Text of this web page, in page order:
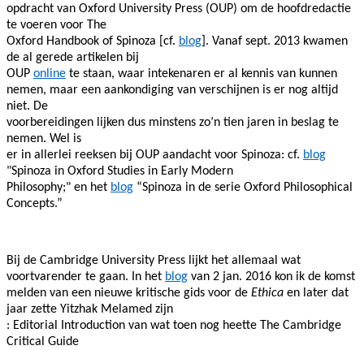
opdracht van Oxford University Press (OUP) om de hoofdredactie
te voeren voor The
Oxford Handbook of Spinoza [cf. blog ]. Vanaf sept. 2013 kwamen
de al gerede artikelen bij
OUP online te staan, waar intekenaren er al kennis van kunnen
nemen, maar een aankondiging van verschijnen is er nog altijd
niet. De
voorbereidingen lijken dus minstens zo’n tien jaren in beslag te
nemen. Wel is
er in allerlei reeksen bij OUP aandacht voor Spinoza: cf. blog
"Spinoza in Oxford Studies in Early Modern
Philosophy;" en het blog “Spinoza in de serie Oxford Philosophical
Concepts.”
Bij de Cambridge University Press lijkt het allemaal wat
voortvarender te gaan. In het blog van 2 jan. 2016 kon ik de komst
melden van een nieuwe kritische gids voor de Ethica en later dat
jaar zette Yitzhak Melamed zijn
: Editorial Introduction van wat toen nog heette The Cambridge
Critical Guide